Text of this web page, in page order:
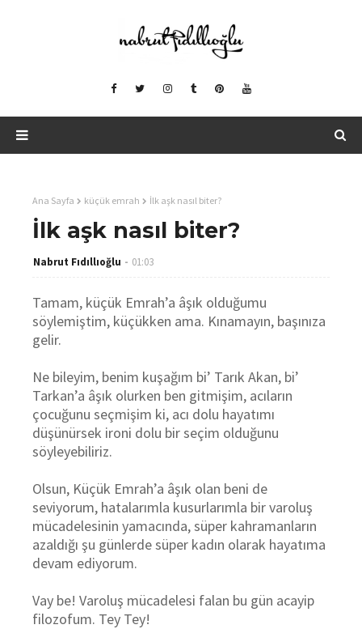
Ana Sayfa küçük emrah İlk aşk nasıl biter?
İlk aşk nasıl biter?
Nabrut Fıdıllıoğlu 01:03
Tamam, küçük Emrah’a âşık olduğumu
söylemiştim, küçükken ama. Kınamayın, başınıza
gelir.
Ne bileyim, benim kuşağım bi’ Tarık Akan, bi’
Tarkan’a âşık olurken ben gitmişim, acıların
çocuğunu seçmişim ki, acı dolu hayatımı
düşünürsek ironi dolu bir seçim olduğunu
söyleyebiliriz.
Olsun, Küçük Emrah’a âşık olan beni de
seviyorum, hatalarımla kusurlarımla bir varoluş
mücadelesinin yamacında, süper kahramanların
azaldığı şu günlerde süper kadın olarak hayatıma
devam ediyorum.
Vay be! Varoluş mücadelesi falan bu gün acayip
filozofum. Tey Tey!